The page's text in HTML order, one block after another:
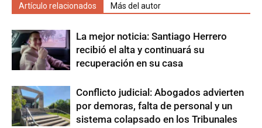
Artículo relacionados Más del autor
La mejor noticia: Santiago Herrero
recibió el alta y continuará su
recuperación en su casa
Conflicto judicial: Abogados advierten
por demoras, falta de personal y un
sistema colapsado en los Tribunales